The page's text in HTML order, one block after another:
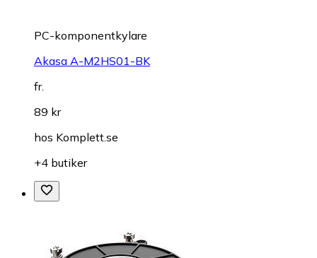
PC-komponentkylare
Akasa A-M2HS01-BK
fr.
89 kr
hos Komplett.se
+4 butiker